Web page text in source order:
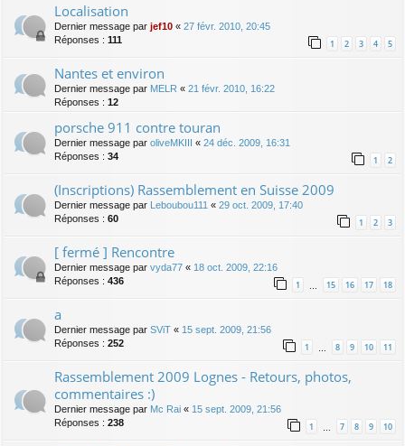
Localisation
Dernier message par jef10 « 27 févr. 2010, 20:45
Réponses : 111 1 2 3 4 5
Nantes et environ
Dernier message par MELR « 21 févr. 2010, 16:22
Réponses : 12
porsche 911 contre touran
Dernier message par oliveMKIII « 24 déc. 2009, 16:31
Réponses : 34 1 2
(Inscriptions) Rassemblement en Suisse 2009
Dernier message par Leboubou111 « 29 oct. 2009, 17:40
Réponses : 60 1 2 3
[ fermé ] Rencontre
Dernier message par vyda77 « 18 oct. 2009, 22:16
Réponses : 436 1 15 16 17 18
a
Dernier message par SViT « 15 sept. 2009, 21:56
Réponses : 252 1 … 8 9 10 11
Rassemblement 2009 Lognes - Retours, photos,
commentaires :)
Dernier message par Mc Rai « 15 sept. 2009, 21:56
Réponses : 238 1 … 7 8 9 10